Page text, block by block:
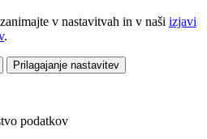
v nastavitvah in v naši izjavi
.
Prilagajanje nastavitev
podatkov